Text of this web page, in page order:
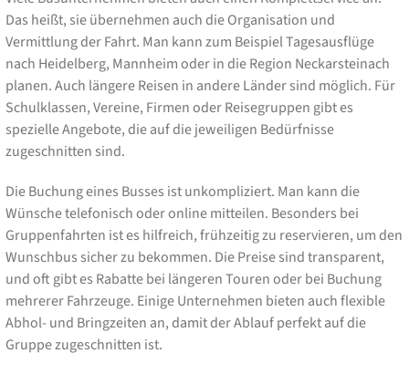
Das heißt, sie übernehmen auch die Organisation und
Vermittlung der Fahrt. Man kann zum Beispiel Tagesausflüge
nach Heidelberg, Mannheim oder in die Region Neckarsteinach
planen. Auch längere Reisen in andere Länder sind möglich. Für
Schulklassen, Vereine, Firmen oder Reisegruppen gibt es
spezielle Angebote, die auf die jeweiligen Bedürfnisse
zugeschnitten sind.
Die Buchung eines Busses ist unkompliziert. Man kann die
Wünsche telefonisch oder online mitteilen. Besonders bei
Gruppenfahrten ist es hilfreich, frühzeitig zu reservieren, um den
Wunschbus sicher zu bekommen. Die Preise sind transparent,
und oft gibt es Rabatte bei längeren Touren oder bei Buchung
mehrerer Fahrzeuge. Einige Unternehmen bieten auch flexible
Abhol- und Bringzeiten an, damit der Ablauf perfekt auf die
Gruppe zugeschnitten ist.